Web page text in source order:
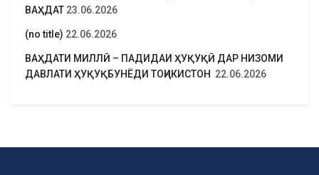
ВАҲДАТ 23.06.2026
(no title) 22.06.2026
ВАҲДАТИ МИЛЛӢ – ПАДИДАИ ҲУҚУҚӢ ДАР НИЗОМИ
ДАВЛАТИ ҲУҚУҚБУНЁДИ ТОҶИКИСТОН 22.06.2026